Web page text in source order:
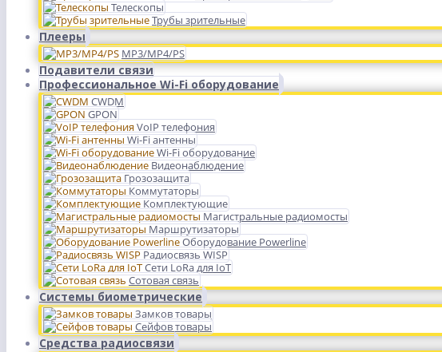
Телескопы
Трубы зрительные
Плееры
MP3/MP4/PS
Подавители связи
Профессиональное Wi-Fi оборудование
CWDM
GPON
VoIP телефония
Wi-Fi антенны
Wi-Fi оборудование
Видеонаблюдение
Грозозащита
Коммутаторы
Комплектующие
Магистральные радиомосты
Маршрутизаторы
Оборудование Powerline
Радиосвязь WISP
Сети LoRa для IoT
Сотовая связь
Системы биометрические
Замков товары
Сейфов товары
Средства радиосвязи